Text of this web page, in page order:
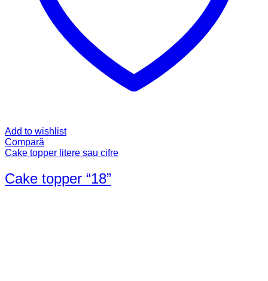
Add to wishlist
Compară
Cake topper litere sau cifre
Cake topper “18”